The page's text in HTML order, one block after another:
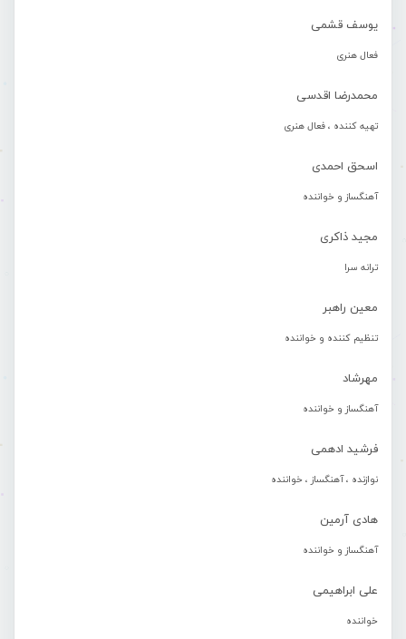
یوسف قشمی
فعال هنری
محمدرضا اقدسی
تهیه کننده ، فعال هنری
اسحق احمدی
آهنگساز و خواننده
مجید ذاکری
ترانه سرا
معین راهبر
تنظیم کننده و خواننده
مهرشاد
آهنگساز و خواننده
فرشید ادهمی
نوازنده ، آهنگساز ، خواننده
هادی آرمین
آهنگساز و خواننده
علی ابراهیمی
خواننده